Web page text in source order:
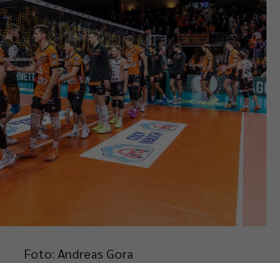
Foto: Andreas Gora